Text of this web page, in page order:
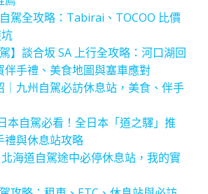
駕全攻略：Tabirai、TOCOO 比價
】談合坂 SA 上行全攻略：河口湖回
伴手禮、美食地圖與塞車應對
｜九州自駕必訪休息站，美食、伴手
本自駕必看！全日本「道之驛」推
禮與休息站攻略
海道自駕途中必停休息站，我的實